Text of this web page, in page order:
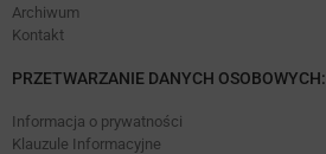
Archiwum
Kontakt
PRZETWARZANIE DANYCH OSOBOWYCH:
Informacja o prywatności
Klauzule Informacyjne